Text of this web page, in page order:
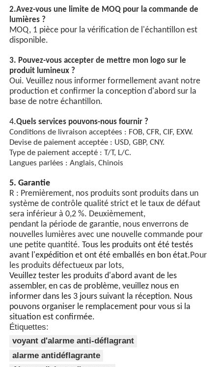
2.Avez-vous une limite de MOQ pour la commande de
lumières ?
MOQ, 1 pièce pour la vérification de l'échantillon est
disponible.
3. Pouvez-vous accepter de mettre mon logo sur le
produit lumineux ?
Oui. Veuillez nous informer formellement avant notre
production et confirmer la conception d'abord sur la
base de notre échantillon.
4.Quels services pouvons-nous fournir ?
Conditions de livraison acceptées : FOB, CFR, CIF, EXW.
Devise de paiement acceptée : USD, GBP, CNY.
Type de paiement accepté : T/T, L/C.
Langues parlées : Anglais, Chinois
5. Garantie
R : Premièrement, nos produits sont produits dans un
système de contrôle qualité strict et le taux de défaut
sera inférieur à 0,2 %. Deuxièmement,
pendant la période de garantie, nous enverrons de
nouvelles lumières avec une nouvelle commande pour
une petite quantité.Tous les produits ont été testés
avant l'expédition et ont été emballés en bon état.Pour
les produits défectueux par lots,
Veuillez tester les produits d'abord avant de les
assembler, en cas de problème, veuillez nous en
informer dans les 3 jours suivant la réception. Nous
pouvons organiser le remplacement pour vous si la
situation est confirmée.
Étiquettes:
voyant d'alarme anti-déflagrant
alarme antidéflagrante